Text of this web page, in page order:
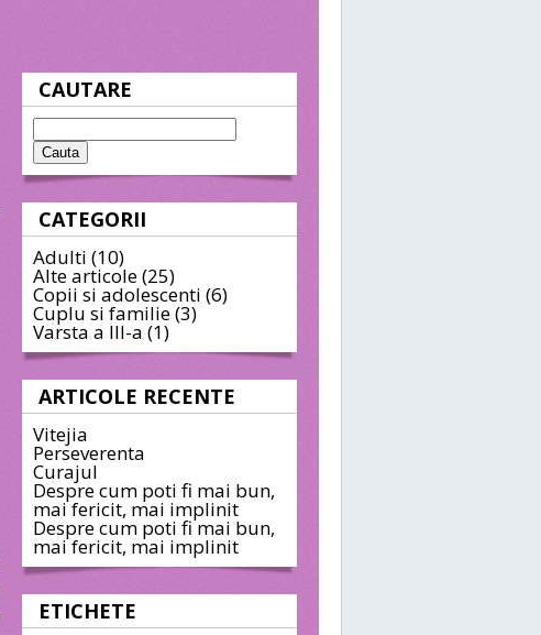
CAUTARE
CATEGORII
Adulti (10)
Alte articole(25)
Copii si adolescenti (6)
Cuplu si familie(3)
Varsta a III-a (1)
ARTICOLE RECENTE
Vitejia
Perseverenta
Curajul
Despre cum poti fi mai bun,
mai fericit, mai implinit
Despre cum poti fi mai bun,
mai fericit, mai implinit
ETICHETE